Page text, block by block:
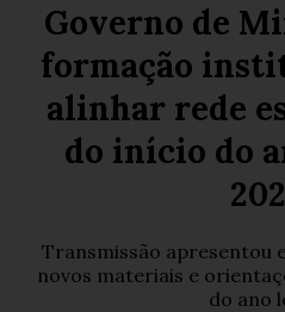
Governo de
formação
alinhar rede
do início do
Transmissão apresentou
novos materiais e
do ano